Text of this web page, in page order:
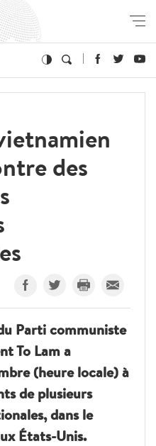
des
Parti communiste
To Lam a
(heure locale) à
de plusieurs
dans le
États-Unis.